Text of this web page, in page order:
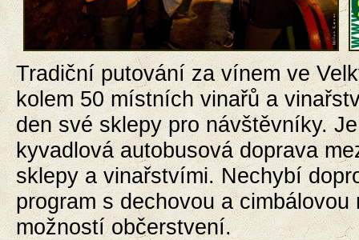
Tradiční putování za vínem ve
kolem 50 místních vinařů a
den své sklepy pro návštěvníky.
kyvadlová autobusová doprava
sklepy a vinařstvími. Nechybí
program s dechovou a cimbálovou
možností občerstvení.